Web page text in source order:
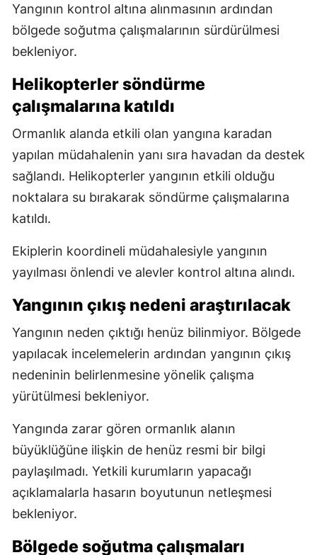
Yangının kontrol altına alınmasının ardından
bölgede soğutma çalışmalarının sürdürülmesi
bekleniyor.
Helikopterler söndürme
çalışmalarına katıldı
Ormanlık alanda etkili olan yangına karadan
yapılan müdahalenin yanı sıra havadan da destek
sağlandı. Helikopterler yangının etkili olduğu
noktalara su bırakarak söndürme çalışmalarına
katıldı.
Ekiplerin koordineli müdahalesiyle yangının
yayılması önlendi ve alevler kontrol altına alındı.
Yangının çıkış nedeni araştırılacak
Yangının neden çıktığı henüz bilinmiyor. Bölgede
yapılacak incelemelerin ardından yangının çıkış
nedeninin belirlenmesine yönelik çalışma
yürütülmesi bekleniyor.
Yangında zarar gören ormanlık alanın
büyüklüğüne ilişkin de henüz resmi bir bilgi
paylaşılmadı. Yetkili kurumların yapacağı
açıklamalarla hasarın boyutunun netleşmesi
bekleniyor.
Bölgede soğutma çalışmaları